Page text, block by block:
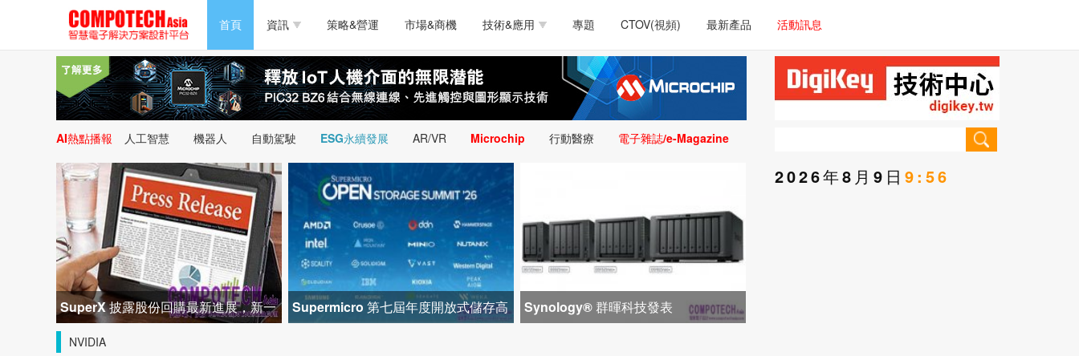
首頁 資訊
半導體/零組件 測試量測
PC/周邊 軟體/工具 醫療電子
新能源 人工智慧 安防監控
策略&營運 市場&商機 技術&應用
電源技術
醫療電子 通訊&網路
類比技術 LED/照明技術 微處理器/微控制器
嵌入技術
智慧型視覺影像/監
控技術
專題 CTOV(視頻) 最新產品 活動訊息
半導體/零組件 測試量測 通訊/網路
PC/周邊 軟體/工具 醫療電子
新能源 人工智慧 安防監控
智慧設計 汽車電子/車載系統
醫療電子 通訊&網路 介面技術
類比技術 LED/照明技術 微處理器/微控制器
嵌入技術 感測技術 量測儀器
智慧型視覺影像/監
AI熱點播報 人工智慧 機器人 自動駕駛 ESG永續發展 AR/VR Microchip 行動醫療 電子雜誌/e-Magazine
SuperX 披露股份回購最新進展，新一
輪迴購落地堅定長期價值成長
Supermicro 第七屆年度開放式儲存高
Synology® 群暉科技發表
NVIDIA
2026年8月9日 9:56